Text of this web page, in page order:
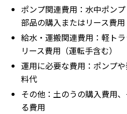
ポンプ関連費用：水中ポン
部品の購入またはリース費用
給水・運搬関連費用：軽ト
リース費用（運転手含む）
運用に必要な費用：ポンプ
料代
その他：土のうの購入費用
る費用